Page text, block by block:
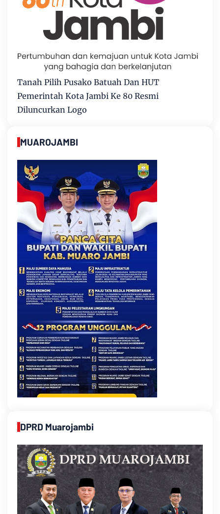
Tanah Pilih Pusako Batuah Dan HUT
Pemerintah Kota Jambi Ke 80 Resmi
Diluncurkan Logo
MUAROJAMBI
DPRD Muarojambi